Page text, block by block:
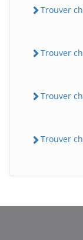
Trouver
Trouver
Trouver
Trouver